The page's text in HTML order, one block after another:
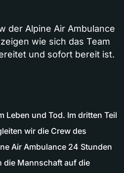
der Alpine Air Ambulance
wie sich das Team
und sofort bereit ist.
Leben und Tod. Im dritten Teil
wir die Crew des
Air Ambulance 24 Stunden
die Mannschaft auf die